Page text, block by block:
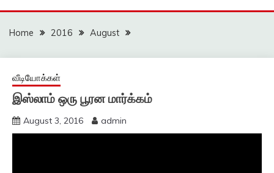
Home 2016 August
வீடியோக்கள்
இஸ்லாம் ஒரு பூரன மார்க்கம்
August 3, 2016 admin